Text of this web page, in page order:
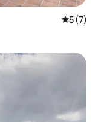
平均评分
5 (7)